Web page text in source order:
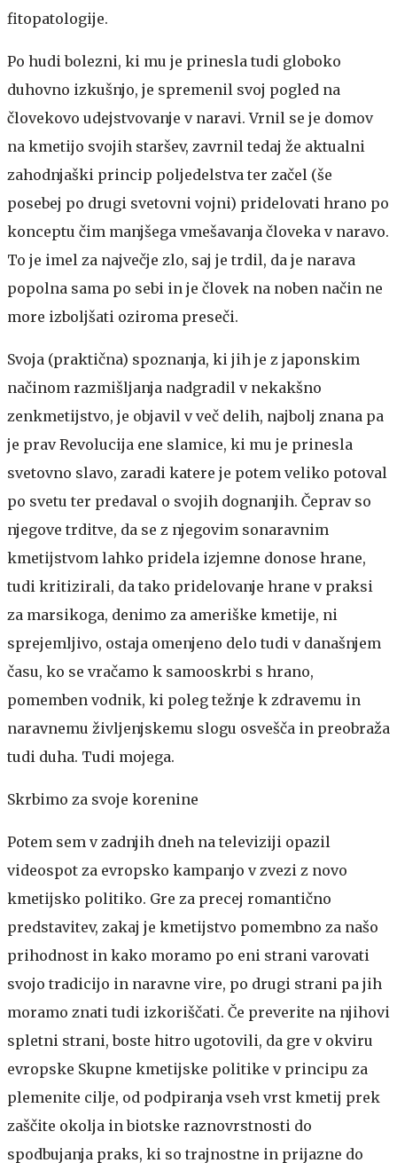
fitopatologije.
Po hudi bolezni, ki mu je prinesla tudi globoko
duhovno izkušnjo, je spremenil svoj pogled na
človekovo udejstvovanje v naravi. Vrnil se je domov
na kmetijo svojih staršev, zavrnil tedaj že aktualni
zahodnjaški princip poljedelstva ter začel (še
posebej po drugi svetovni vojni) pridelovati hrano po
konceptu čim manjšega vmešavanja človeka v naravo.
To je imel za največje zlo, saj je trdil, da je narava
popolna sama po sebi in je človek na noben način ne
more izboljšati oziroma preseči.
Svoja (praktična) spoznanja, ki jih je z japonskim
načinom razmišljanja nadgradil v nekakšno
zenkmetijstvo, je objavil v več delih, najbolj znana pa
je prav Revolucija ene slamice, ki mu je prinesla
svetovno slavo, zaradi katere je potem veliko potoval
po svetu ter predaval o svojih dognanjih. Čeprav so
njegove trditve, da se z njegovim sonaravnim
kmetijstvom lahko pridela izjemne donose hrane,
tudi kritizirali, da tako pridelovanje hrane v praksi
za marsikoga, denimo za ameriške kmetije, ni
sprejemljivo, ostaja omenjeno delo tudi v današnjem
času, ko se vračamo k samooskrbi s hrano,
pomemben vodnik, ki poleg težnje k zdravemu in
naravnemu življenjskemu slogu osvešča in preobraža
tudi duha. Tudi mojega.
Skrbimo za svoje korenine
Potem sem v zadnjih dneh na televiziji opazil
videospot za evropsko kampanjo v zvezi z novo
kmetijsko politiko. Gre za precej romantično
predstavitev, zakaj je kmetijstvo pomembno za našo
prihodnost in kako moramo po eni strani varovati
svojo tradicijo in naravne vire, po drugi strani pa jih
moramo znati tudi izkoriščati. Če preverite na njihovi
spletni strani, boste hitro ugotovili, da gre v okviru
evropske Skupne kmetijske politike v principu za
plemenite cilje, od podpiranja vseh vrst kmetij prek
zaščite okolja in biotske raznovrstnosti do
spodbujanja praks, ki so trajnostne in prijazne do